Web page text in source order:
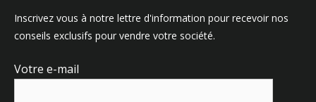
Inscrivez vous à notre lettre d'information pour recevoir nos
conseils exclusifs pour vendre votre société.
Votre e-mail